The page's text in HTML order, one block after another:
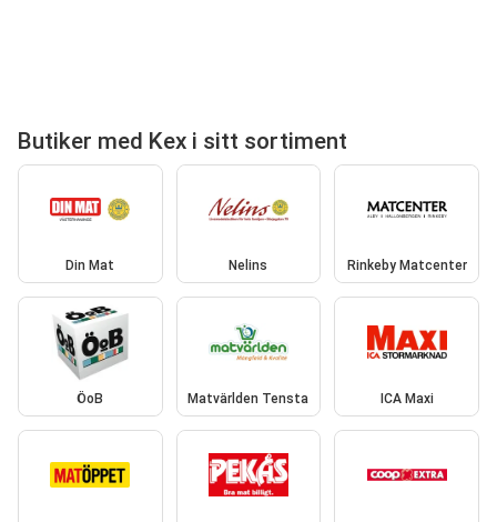
Butiker med Kex i sitt sortiment
Din Mat Nelins Rinkeby Matcenter
ÖoB Matvärlden Tensta ICA Maxi